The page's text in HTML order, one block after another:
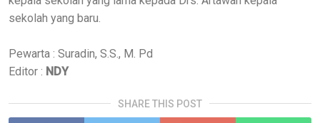
sekolah yang baru.
Pewarta : Suradin, S.S., M. Pd
Editor : NDY
SHARE THIS POST